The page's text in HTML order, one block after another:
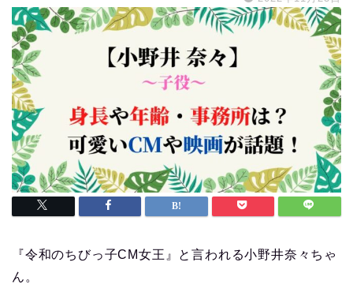
『令和のちびっ子CM女王』と言われる小野井奈々ちゃ
ん。